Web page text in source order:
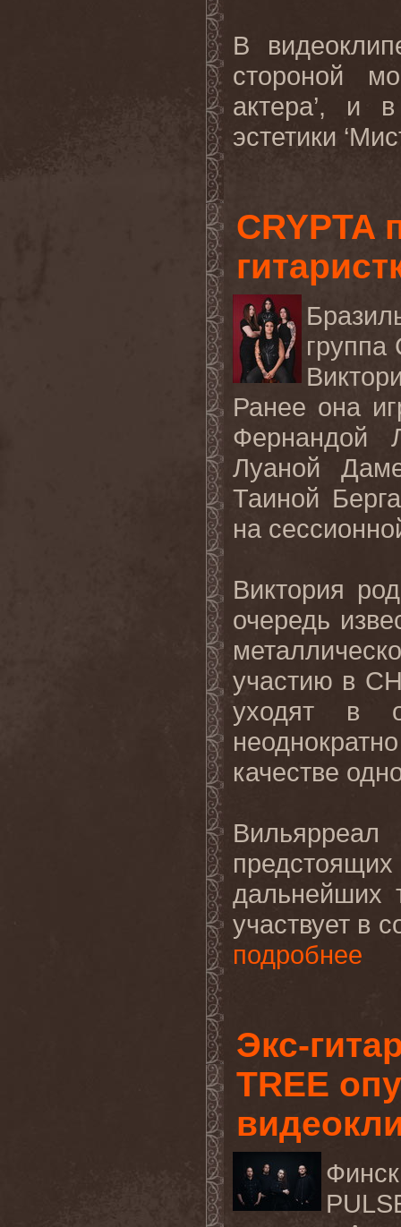
В
стороной
актера’, и
эстетики
CRYPTA
группа
Ранее она
Фернандой
Луаной
Таиной
на
Виктория
очередь
участию в
уходят в
качестве
дальнейших
участвует в
подробнее
Экс-
TREE